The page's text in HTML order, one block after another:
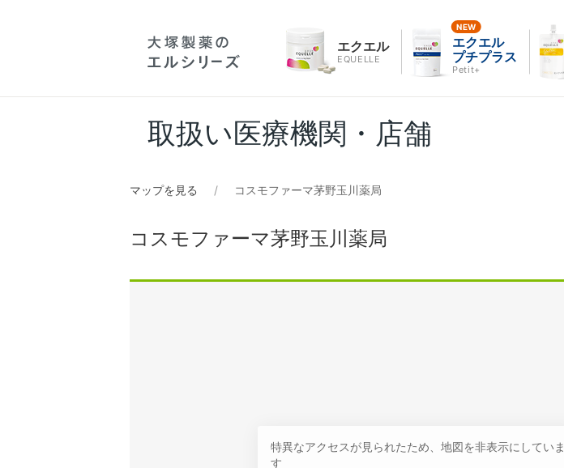
エクエル
EQUELLE
エクエル
プチプラス
Petit+
取扱い医療機関・店舗
マップを見る コスモファーマ茅野玉川薬局
コスモファーマ茅野玉川薬局
特異なアクセスが見られたため、地図を非表示にしていま
す